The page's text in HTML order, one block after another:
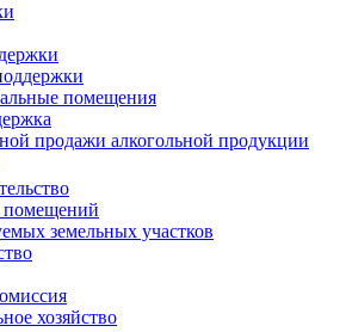
помещения
продажи алкогольной продукции
помещений
земельных участков
хозяйство